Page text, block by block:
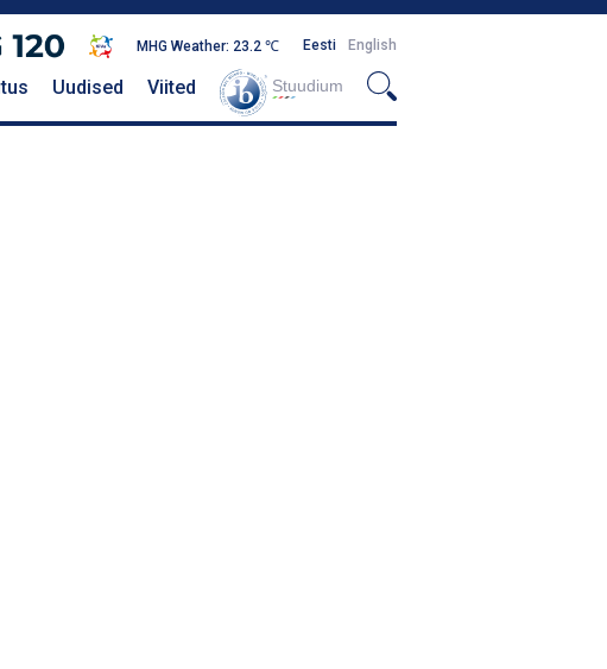
MHG Weather: 23.2 ℃ Eesti English
Uudised Viited Stuudium